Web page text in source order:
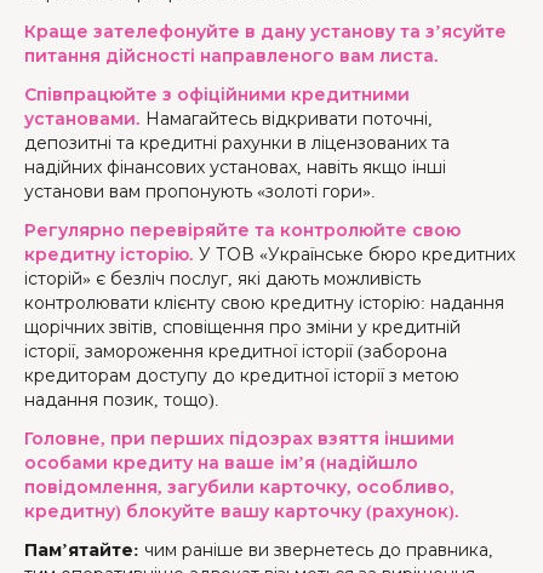
Краще зателефонуйте в дану установу та з’ясуйте
питання дійсності направленого вам листа.
Співпрацюйте з офіційними кредитними
установами. Намагайтесь відкривати поточні,
депозитні та кредитні рахунки в ліцензованих та
надійних фінансових установах, навіть якщо інші
установи вам пропонують «золоті гори».
Регулярно перевіряйте та контролюйте свою
кредитну історію. У ТОВ «Українське бюро кредитних
історій» є безліч послуг, які дають можливість
контролювати клієнту свою кредитну історію: надання
щорічних звітів, сповіщення про зміни у кредитній
історії, замороження кредитної історії (заборона
кредиторам доступу до кредитної історії з метою
надання позик, тощо).
Головне, при перших підозрах взяття іншими
особами кредиту на ваше ім’я (надійшло
повідомлення, загубили карточку, особливо,
кредитну) блокуйте вашу карточку (рахунок).
Пам’ятайте: чим раніше ви звернетесь до правника,